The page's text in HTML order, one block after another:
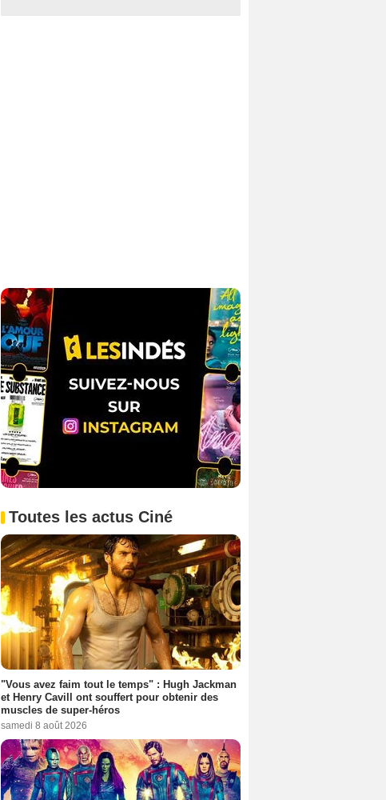
Toutes les actus Ciné
"Vous avez faim tout le temps" : Hugh Jackman
et Henry Cavill ont souffert pour obtenir des
muscles de super-héros
samedi 8 août 2026